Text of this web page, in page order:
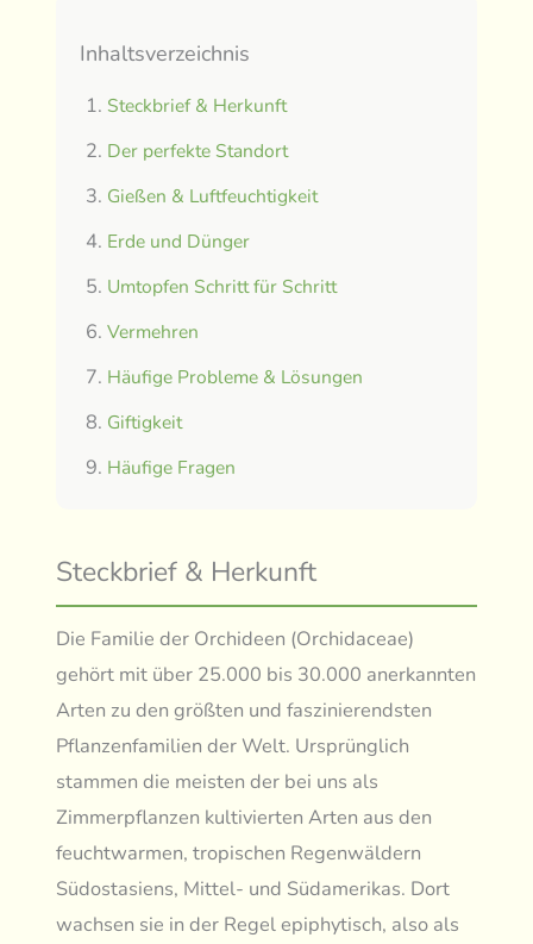
Inhaltsverzeichnis
Steckbrief & Herkunft
Der perfekte Standort
Gießen & Luftfeuchtigkeit
Erde und Dünger
Umtopfen Schritt für Schritt
Vermehren
Häufige Probleme & Lösungen
Giftigkeit
Häufige Fragen
Steckbrief & Herkunft
Die Familie der Orchideen (Orchidaceae)
gehört mit über 25.000 bis 30.000 anerkannten
Arten zu den größten und faszinierendsten
Pflanzenfamilien der Welt. Ursprünglich
stammen die meisten der bei uns als
Zimmerpflanzen kultivierten Arten aus den
feuchtwarmen, tropischen Regenwäldern
Südostasiens, Mittel- und Südamerikas. Dort
wachsen sie in der Regel epiphytisch, also als